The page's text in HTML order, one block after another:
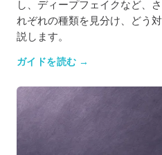
し、ディープフェイクなど、
れぞれの種類を見分け、どう
説します。
ガイドを読む →